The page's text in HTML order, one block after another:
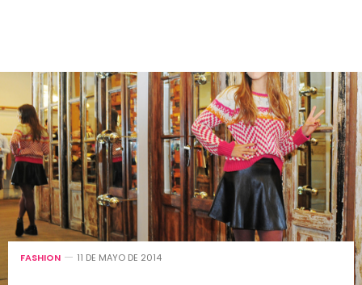
FASHION 11 DE MAYO DE 2014